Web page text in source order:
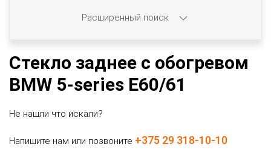
Стекло заднее с обогревом
BMW 5-series E60/61
Не нашли что искали?
Напишите нам или позвоните +375 29 318-10-10
Расширенный поиск